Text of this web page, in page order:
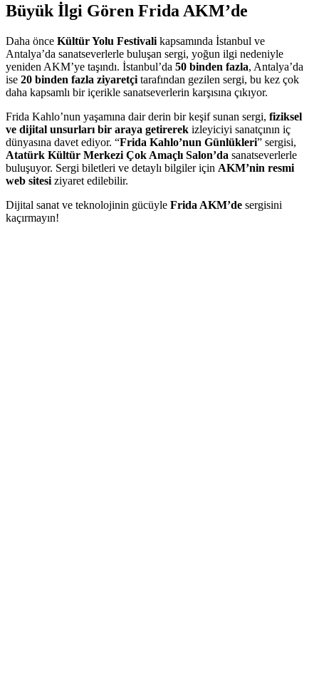
Büyük İlgi Gören Frida AKM’de
Daha önce Kültür Yolu Festivali kapsamında İstanbul ve
Antalya’da sanatseverlerle buluşan sergi, yoğun ilgi nedeniyle
yeniden AKM’ye taşındı. İstanbul’da 50 binden fazla, Antalya’da
ise 20 binden fazla ziyaretçi tarafından gezilen sergi, bu kez çok
daha kapsamlı bir içerikle sanatseverlerin karşısına çıkıyor.
Frida Kahlo’nun yaşamına dair derin bir keşif sunan sergi, fiziksel
ve dijital unsurları bir araya getirerek izleyiciyi sanatçının iç
dünyasına davet ediyor. “Frida Kahlo’nun Günlükleri” sergisi,
Atatürk Kültür Merkezi Çok Amaçlı Salon’da sanatseverlerle
buluşuyor. Sergi biletleri ve detaylı bilgiler için AKM’nin resmi
web sitesi ziyaret edilebilir.
Dijital sanat ve teknolojinin gücüyle Frida AKM’de sergisini
kaçırmayın!